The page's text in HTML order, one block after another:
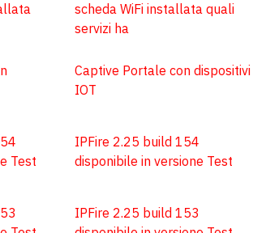
scheda WiFi installata quali
servizi ha
Captive Portale con dispositivi
IOT
IPFire 2.25 build 154
disponibile in versione Test
IPFire 2.25 build 153